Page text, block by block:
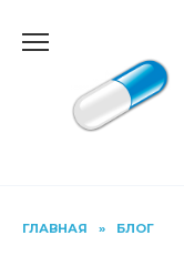
ГЛАВНАЯ » БЛОГ